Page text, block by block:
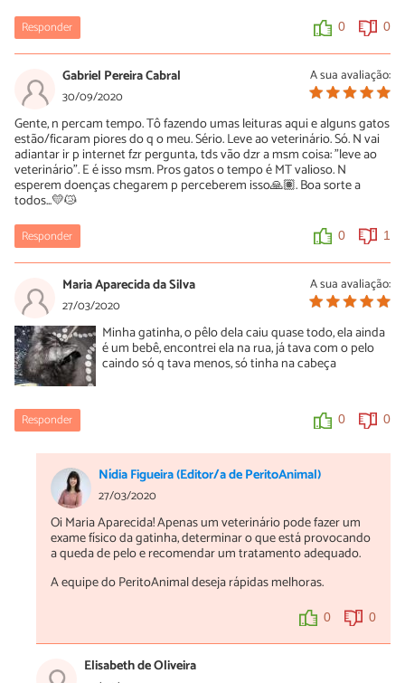
como ações enzimaticas...tem que rolar a mesma sintonia!!!!
Responder 0 0
A sua avaliação:
Gabriel Pereira Cabral
30/09/2020
Gente, n percam tempo. Tô fazendo umas leituras aqui e alguns gatos
estão/ficaram piores do q o meu. Sério. Leve ao veterinário. Só. N vai
adiantar ir p internet fzr pergunta; tds vão dzr a msm coisa: "leve ao
veterinário". E é isso msm. Pros gatos o tempo é MT valioso. N
esperem doenças chegarem p perceberem isso🙏🏽. Boa sorte a
todos...💛😿
Responder 0 1
A sua avaliação:
Maria Aparecida da Silva
27/03/2020
Minha gatinha, o pêlo dela caiu quase todo, ela ainda
é um bebê, encontrei ela na rua, já tava com o pelo
caindo só q tava menos, só tinha na cabeça
Responder 0 0
Nídia Figueira (Editor/a de PeritoAnimal)
27/03/2020
Oi Maria Aparecida! Apenas um veterinário pode fazer um
exame físico da gatinha, determinar o que está provocando
a queda de pelo e recomendar um tratamento adequado.
A equipe do PeritoAnimal deseja rápidas melhoras.
0 0
Elisabeth de Oliveira